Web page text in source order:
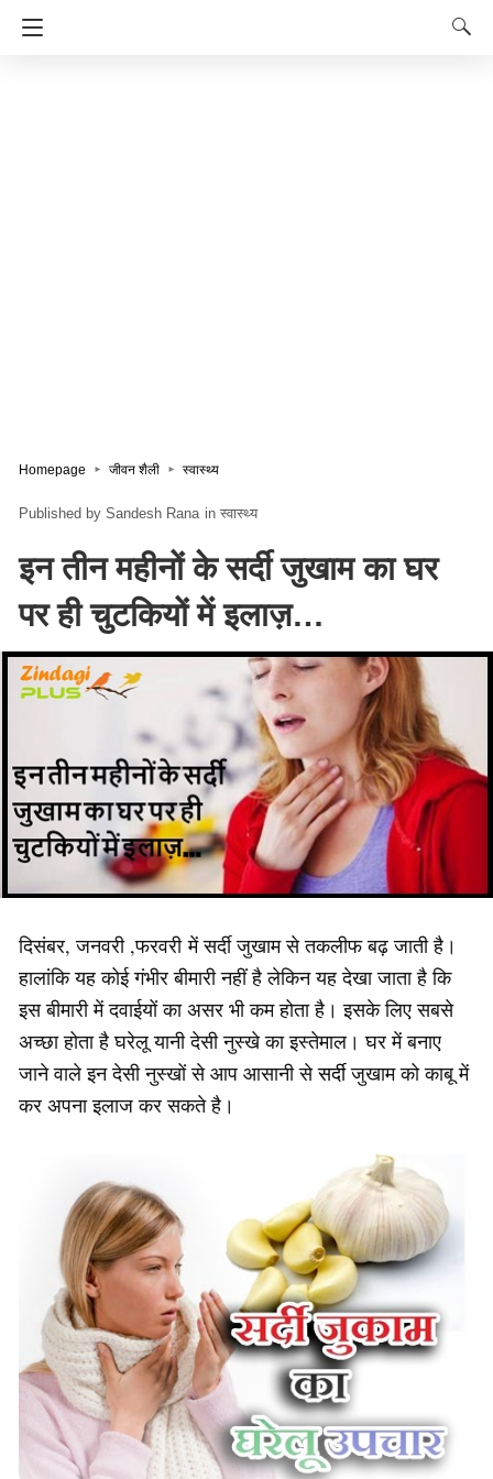
Homepage जीवन शैली स्वास्थ्य
Sandesh Rana in स्वास्थ्य
इन तीन महीनों के सर्दी जुखाम का घर
पर ही चुटकियों में इलाज़…
दिसंबर, जनवरी ,फरवरी में सर्दी जुखाम से तकलीफ बढ़ जाती है।
हालांकि यह कोई गंभीर बीमारी नहीं है लेकिन यह देखा जाता है कि
इस बीमारी में दवाईयों का असर भी कम होता है। इसके लिए सबसे
अच्छा होता है घरेलू यानी देसी नुस्खे का इस्तेमाल। घर में बनाए
जाने वाले इन देसी नुस्खों से आप आसानी सेसर्दीजुखाम को काबू में
कर अपना इलाज कर सकते है।